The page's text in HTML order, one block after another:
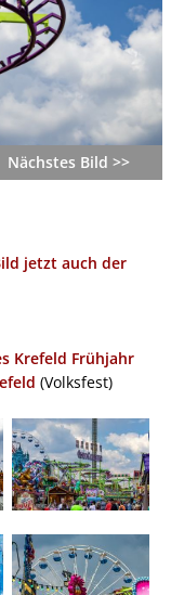
Nächstes Bild >>
jetzt auch der
Krefeld Frühjahr
(Volksfest)